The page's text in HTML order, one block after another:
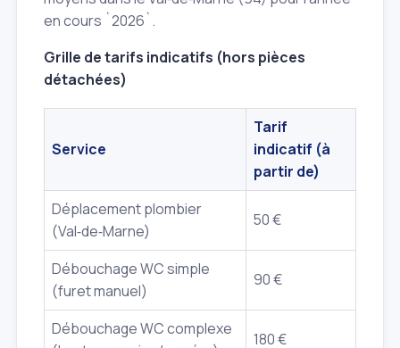
en cours `2026`.
Grille de tarifs indicatifs (hors pièces
détachées)
Service
Tarif
indicatif (à
partir de)
Déplacement plombier
(Val‑de‑Marne)
50 €
Débouchage WC simple
(furet manuel)
90 €
Débouchage WC complexe
180 €